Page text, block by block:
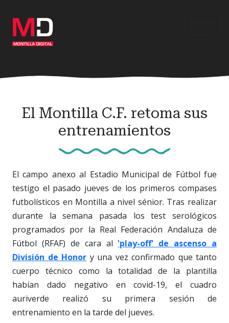
contenido
principal
El Montilla C.F. retoma sus
entrenamientos
El campo anexo al Estadio Municipal de Fútbol fue
testigo el pasado jueves de los primeros compases
futbolísticos en Montilla a nivel sénior. Tras realizar
durante la semana pasada los test serológicos
programados por la Real Federación Andaluza de
Fútbol (RFAF) de cara al 'play-off' de ascenso a
División de Honor y una vez confirmado que tanto
cuerpo técnico como la totalidad de la plantilla
habían dado negativo en covid-19, el cuadro
auriverde realizó su primera sesión de
entrenamiento en la tarde del jueves.